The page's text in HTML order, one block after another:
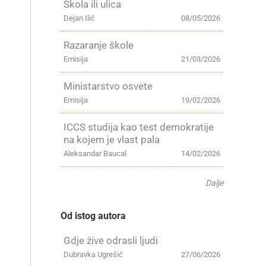
Škola ili ulica
08/05/2026
Dejan Ilić
Razaranje škole
21/03/2026
Emisija
Ministarstvo osvete
19/02/2026
Emisija
ICCS studija kao test demokratije
na kojem je vlast pala
14/02/2026
Aleksandar Baucal
Dalje
Od istog autora
Gdje žive odrasli ljudi
27/06/2026
Dubravka Ugrešić